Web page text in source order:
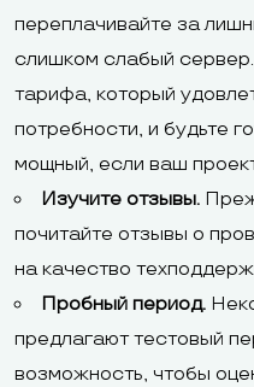
переплачивайте за
слишком слабый
тарифа, который
потребности, и будьте
мощный, если ваш
Изучите отзывы.
почитайте отзывы о
на качество
Пробный период.
предлагают тестовый
возможность, чтобы